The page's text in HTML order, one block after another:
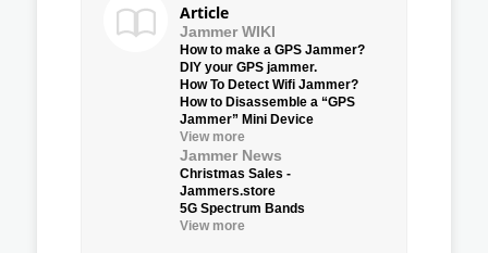
Article
Jammer WIKI
How to make a GPS Jammer?
DIY your GPS jammer.
How To Detect Wifi Jammer?
How to Disassemble a “GPS
Jammer” Mini Device
View more
Jammer News
Christmas Sales -
Jammers.store
5G Spectrum Bands
View more